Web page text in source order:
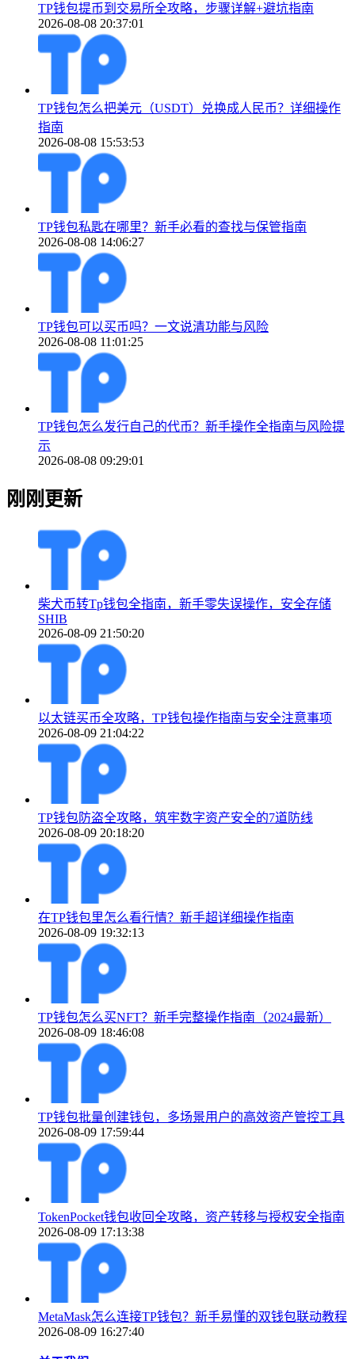
TP钱包提币到交易所全攻略，步骤详解+避坑指南
2026-08-08 20:37:01
TP钱包怎么把美元（USDT）兑换成人民币？详细操作
指南
2026-08-08 15:53:53
TP钱包私匙在哪里？新手必看的查找与保管指南
2026-08-08 14:06:27
TP钱包可以买币吗？一文说清功能与风险
2026-08-08 11:01:25
TP钱包怎么发行自己的代币？新手操作全指南与风险提
示
2026-08-08 09:29:01
刚刚更新
柴犬币转Tp钱包全指南，新手零失误操作，安全存储
SHIB
2026-08-09 21:50:20
以太链买币全攻略，TP钱包操作指南与安全注意事项
2026-08-09 21:04:22
TP钱包防盗全攻略，筑牢数字资产安全的7道防线
2026-08-09 20:18:20
在TP钱包里怎么看行情？新手超详细操作指南
2026-08-09 19:32:13
TP钱包怎么买NFT？新手完整操作指南（2024最新）
2026-08-09 18:46:08
TP钱包批量创建钱包，多场景用户的高效资产管控工具
2026-08-09 17:59:44
TokenPocket钱包收回全攻略，资产转移与授权安全指南
2026-08-09 17:13:38
MetaMask怎么连接TP钱包？新手易懂的双钱包联动教程
2026-08-09 16:27:40